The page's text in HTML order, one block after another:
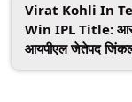
Virat Kohli In
Win IPL Title:
आयपीएल जेतेपद